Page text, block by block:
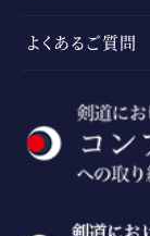
よくあるご質問